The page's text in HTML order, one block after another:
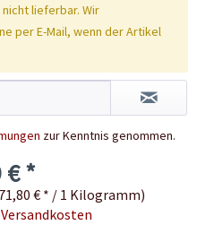
lieferbar. Wir
per E-Mail, wenn der Artikel
zur Kenntnis genommen.
€ *
€ * / 1 Kilogramm)